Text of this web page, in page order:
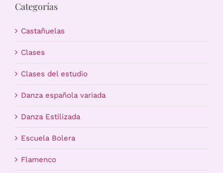
Carrito
Categorías
Castañuelas
Clases
Clases del estudio
Danza española variada
Danza Estilizada
Escuela Bolera
Flamenco